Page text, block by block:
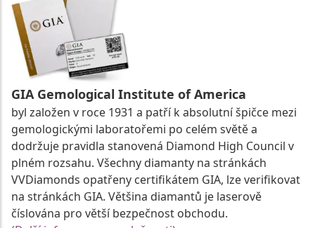
GIA Gemological Institute of America
byl založen v roce 1931 a patří k absolutní špičce mezi
gemologickými laboratořemi po celém světě a
dodržuje pravidla stanovená Diamond High Council v
plném rozsahu. Všechny diamanty na stránkách
VVDiamonds opatřeny certifikátem GIA, lze verifikovat
na stránkách GIA. Většina diamantů je laserově
číslována pro větší bezpečnost obchodu.